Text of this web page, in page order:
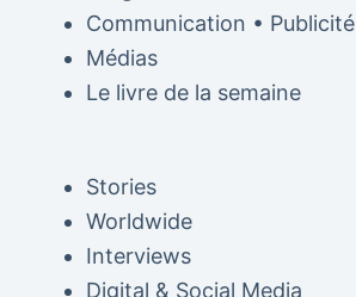
Communication • Publicité
Médias
Le livre de la semaine
Stories
Worldwide
Interviews
Digital & Social Media